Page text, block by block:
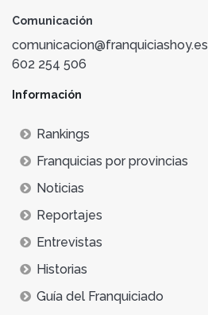
Comunicación
comunicacion@franquiciashoy.es
602 254 506
Información
Rankings
Franquicias por provincias
Noticias
Reportajes
Entrevistas
Historias
Guía del Franquiciado